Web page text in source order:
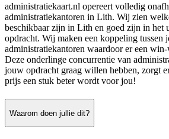
administratiekaart.nl opereert volledig
administratiekantoren in Lith. Wij zien
beschikbaar zijn in Lith en goed zijn in het
opdracht. Wij maken een koppeling tussen
administratiekantoren waardoor er een
Deze onderlinge concurrentie van
jouw opdracht graag willen hebben, zorgt
prijs een stuk beter wordt voor jou!
Waarom doen jullie dit?